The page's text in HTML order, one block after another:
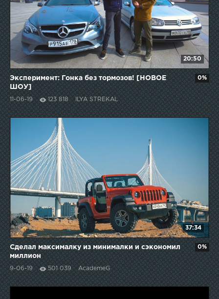
20:50
Эксперимент: Гонка без тормозов! [НОВОЕ
ШОУ]
11-06-19 123 818 ILYA STREKAL
0%
37:34
Сделал максималку из минималки и сэкономил
миллион
9-06-19 501 039 AcademeG
0%